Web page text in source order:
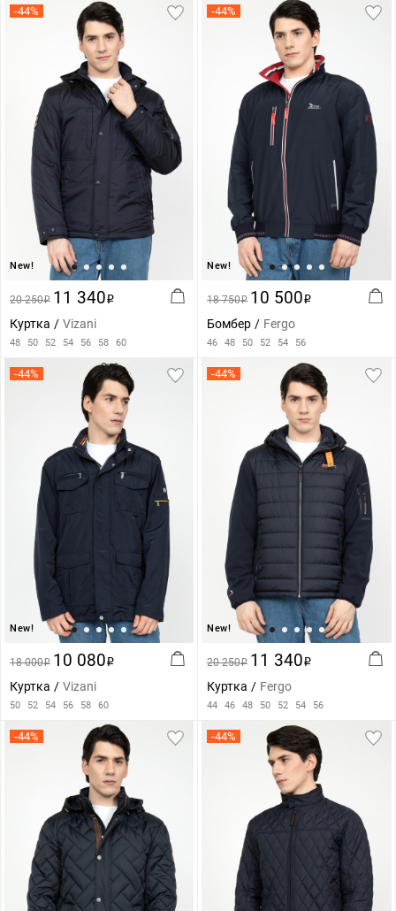
-44%
New!
20 250i 11 340i
Куртка Vizani
48 50 52 54 56 58 60
-44%
New!
18 750i 10 500i
Бомбер Fergo
46 48 50 52 54 56
-44%
New!
18 000i 10 080i
Куртка Vizani
50 52 54 56 58 60
-44%
New!
20 250i 11 340i
Куртка Fergo
44 46 48 50 52 54 56
-44% -44%